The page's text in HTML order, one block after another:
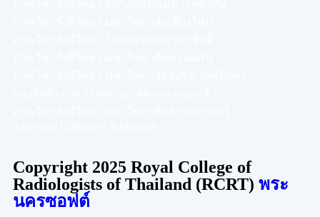
Copyright 2025 Royal College of
Radiologists of Thailand (RCRT) พระ
นครซอฟต์